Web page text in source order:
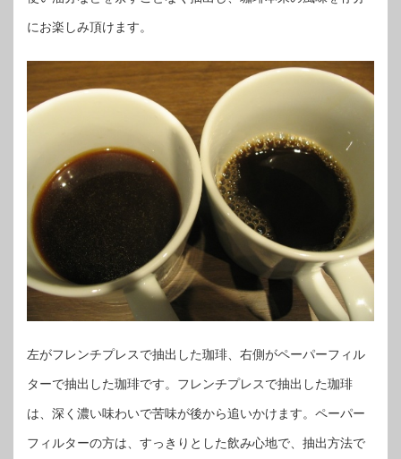
にお楽しみ頂けます。
左がフレンチプレスで抽出した珈琲、右側がペーパーフィル
ターで抽出した珈琲です。フレンチプレスで抽出した珈琲
は、深く濃い味わいで苦味が後から追いかけます。ペーパー
フィルターの方は、すっきりとした飲み心地で、抽出方法で